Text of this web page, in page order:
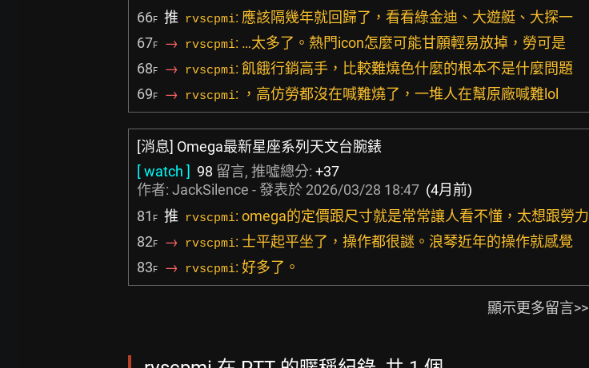
66F 推 rvscpmi: 應該隔幾年就回歸了，看看綠金迪、大遊艇、大探一
67F → rvscpmi: …太多了。熱門icon怎麼可能甘願輕易放掉，勞可是
68F → rvscpmi: 飢餓行銷高手，比較難燒色什麼的根本不是什麼問題
69F → rvscpmi: ，高仿勞都沒在喊難燒了，一堆人在幫原廠喊難lol
[消息] Omega最新星座系列天文台腕錶
[ watch ] 98 留言, 推噓總分: +37
作者: JackSilence - 發表於 2026/03/28 18:47 (4月前)
81 F 推 rvscpmi: omega的定價跟尺寸就是常常讓人看不懂，太想跟勞力
82F → rvscpmi: 士平起平坐了，操作都很謎。浪琴近年的操作就感覺
83F → rvscpmi: 好多了。
顯示更多留言>>